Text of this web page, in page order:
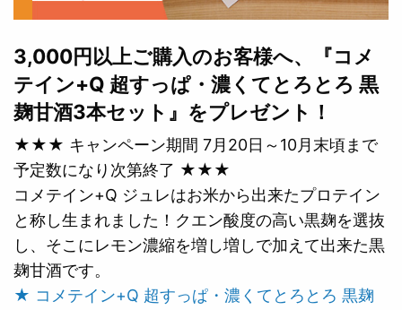
3,000円以上ご購入のお客様へ、『コメ
テイン+Q 超すっぱ・濃くてとろとろ 黒
麹甘酒3本セット』をプレゼント！
★★★ キャンペーン期間 7月20日～10月末頃まで
予定数になり次第終了 ★★★
コメテイン+Q ジュレはお米から出来たプロテイン
と称し生まれました！クエン酸度の高い黒麹を選抜
し、そこにレモン濃縮を増し増しで加えて出来た黒
麹甘酒です。
★ コメテイン+Q 超すっぱ・濃くてとろとろ 黒麹